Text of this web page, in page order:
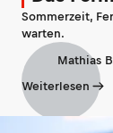
Sommerzeit,
warten.
Mathias
Weiterlesen